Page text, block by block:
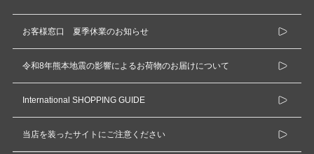
お客様窓口 夏季休業のお知らせ
令和8年熊本地震の影響によるお荷物のお届けについて
International SHOPPING GUIDE
当店を装ったサイトにご注意ください